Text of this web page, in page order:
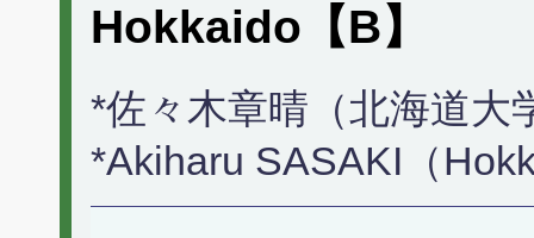
Hokkaido【B】
*佐々木章晴（北海道大
*Akiharu SASAKI（